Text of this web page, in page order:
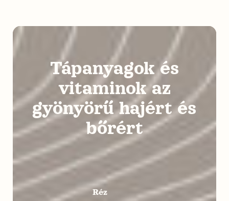
Tápanyagok és
vitaminok az
gyönyörű hajért és
bőrért
Réz